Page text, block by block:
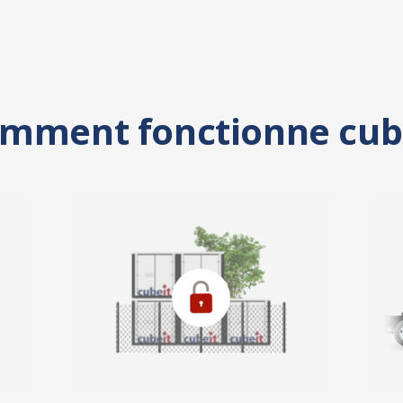
fonctionne